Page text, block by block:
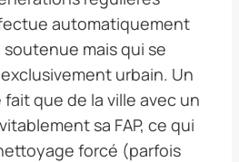
automatiquement
mais qui se
urbain. Un
que de la ville avec un
sa FAP, ce qui
forcé (parfois